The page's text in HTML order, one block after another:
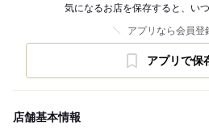
気になるお店を保存すると、い
アプリなら会員登
アプリで保
店舗基本情報